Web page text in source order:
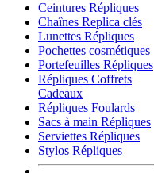
Ceintures Répliques
Chaînes Replica clés
Lunettes Répliques
Pochettes cosmétiques
Portefeuilles Répliques
Répliques Coffrets
Cadeaux
Répliques Foulards
Sacs à main Répliques
Serviettes Répliques
Stylos Répliques